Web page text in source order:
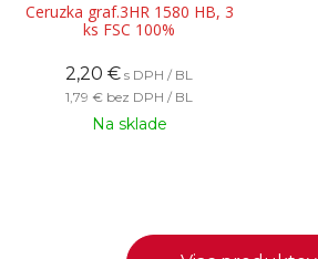
Ceruzka graf.3HR 1580 HB, 3
ks FSC 100%
2,20 € s DPH / BL
1,79 € bez DPH / BL
Na sklade